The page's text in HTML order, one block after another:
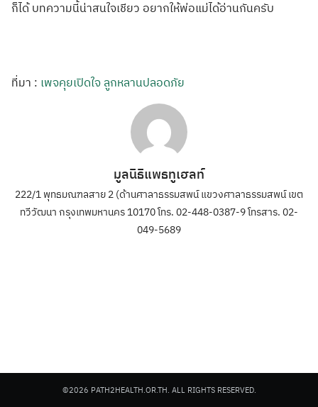
ก็ได้ บทความนี้น่าสนใจเชียว อยากให้พ่อแม่ได้อ่านกันครับ
ที่มา : เพจคุยเปิดใจ ลูกหลานปลอดภัย
มูลนิธิแพธทูเฮลท์
222/1 พุทธมณฑลสาย 2 (ด้านศาลาธรรมสพน์ แขวงศาลาธรรมสพน์ เขต
ทวีวัฒนา กรุงเทพมหานคร 10170 โทร. 02-448-0387-9 โทรสาร. 02-
049-5689
©2026 PATH2HEALTH.OR.TH. ALL RIGHTS RESERVED.